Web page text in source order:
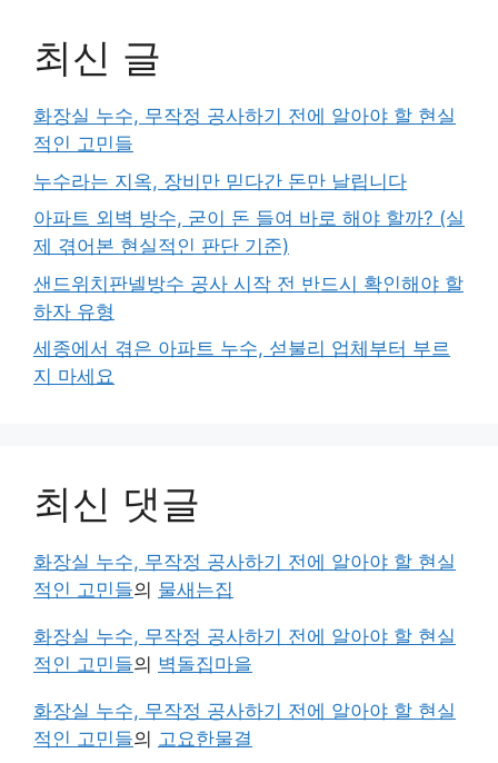
최신 글
화장실 누수, 무작정 공사하기 전에 알아야 할 현실
적인 고민들
누수라는 지옥, 장비만 믿다간 돈만 날립니다
아파트 외벽 방수, 굳이 돈 들여 바로 해야 할까? (실
제 겪어본 현실적인 판단 기준)
샌드위치판넬방수 공사 시작 전 반드시 확인해야 할
하자 유형
세종에서 겪은 아파트 누수, 섣불리 업체부터 부르
지 마세요
최신 댓글
화장실 누수, 무작정 공사하기 전에 알아야 할 현실
적인 고민들의 물새는집
화장실 누수, 무작정 공사하기 전에 알아야 할 현실
적인 고민들의 벽돌집마을
화장실 누수, 무작정 공사하기 전에 알아야 할 현실
적인 고민들의 고요한물결